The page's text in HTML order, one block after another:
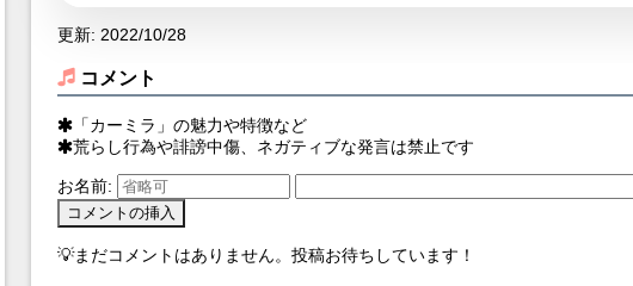
更新: 2022/10/28
コメント
「カーミラ」の魅力や特徴など
荒らし行為や誹謗中傷、ネガティブな発言は禁止です
お名前:
💡まだコメントはありません。投稿お待ちしています！